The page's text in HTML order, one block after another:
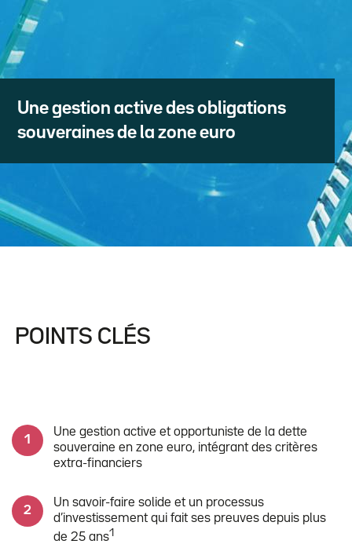
Une gestion active des obligations
souveraines de la zone euro
POINTS CLÉS
Une gestion active et opportuniste de la dette
souveraine en zone euro, intégrant des critères
extra-financiers
Un savoir-faire solide et un processus
d’investissement qui fait ses preuves depuis plus
de 25 ans1